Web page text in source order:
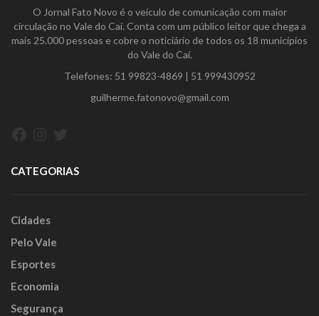
O Jornal Fato Novo é o veículo de comunicação com maior
circulação no Vale do Caí. Conta com um público leitor que chega a
mais 25.000 pessoas e cobre o noticiário de todos os 18 municípios
do Vale do Caí.
Telefones: 51 99823-4869 | 51 999430952
guilherme.fatonovo@gmail.com
CATEGORIAS
Cidades
Pelo Vale
Esportes
Economia
Segurança